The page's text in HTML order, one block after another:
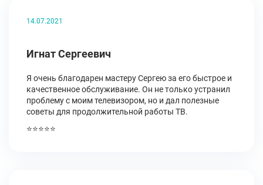
14.07.2021
Игнат Сергеевич
Я очень благодарен мастеру Сергею за его быстрое и
качественное обслуживание. Он не только устранил
проблему с моим телевизором, но и дал полезные
советы для продолжительной работы ТВ.
⭐⭐⭐⭐⭐